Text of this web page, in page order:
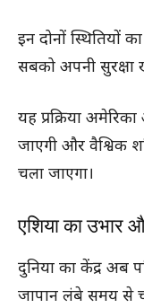
इन दोनों स्थितियों
सबको अपनी सुरक्षा
यह प्रक्रिया
जाएगी और वैश्विक
चला जाएगा।
एशिया का उभार
दुनिया का केंद्र अब
जापान लंबे समय से